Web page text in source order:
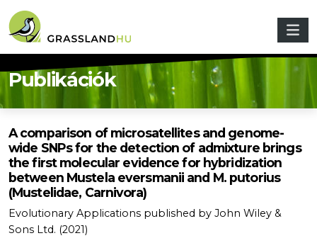
Publikációk
A comparison of microsatellites and genome-
wide SNPs for the detection of admixture brings
the first molecular evidence for hybridization
between Mustela eversmanii and M. putorius
(Mustelidae, Carnivora)
Evolutionary Applications published by John Wiley &
Sons Ltd. (2021)